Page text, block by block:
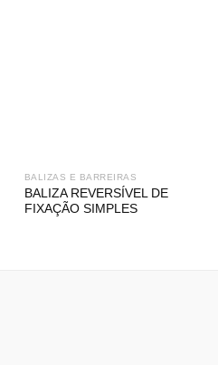
BALIZAS E BARREIRAS
BALIZA REVERSÍVEL DE
FIXAÇÃO SIMPLES